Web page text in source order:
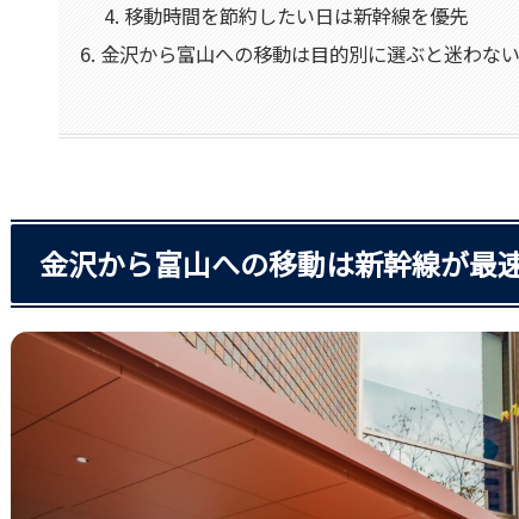
移動時間を節約したい日は新幹線を優先
金沢から富山への移動は目的別に選ぶと迷わな
金沢から富山への移動は新幹線が最